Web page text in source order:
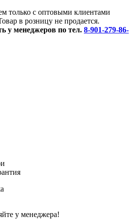
только с оптовыми клиентами
в розницу не продается.
у менеджеров по тел. 8-901-279-86-
у менеджера!